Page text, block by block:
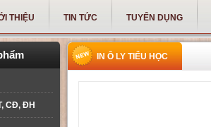
THIỆU TIN TỨC TUYỂN DỤNG
CĐ, ĐH
IN Ô LY TIỂU HỌC